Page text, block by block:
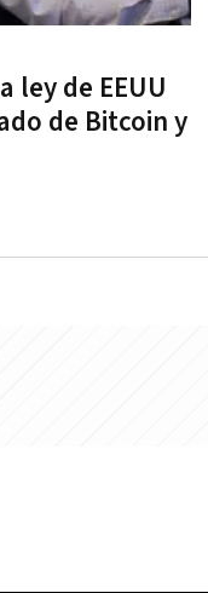
ley de EEUU
de Bitcoin y